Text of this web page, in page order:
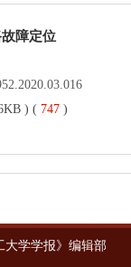
障定位
) ( 747 )
大学学报》编辑部